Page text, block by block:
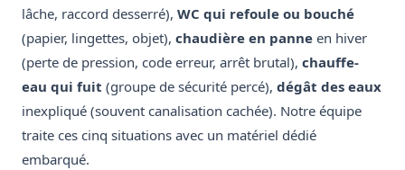
lâche, raccord desserré), WC qui refoule ou bouché
(papier, lingettes, objet), chaudière en panne en hiver
(perte de pression, code erreur, arrêt brutal), chauffe-
eau qui fuit (groupe de sécurité percé), dégât des eaux
inexpliqué (souvent canalisation cachée). Notre équipe
traite ces cinq situations avec un matériel dédié
embarqué.